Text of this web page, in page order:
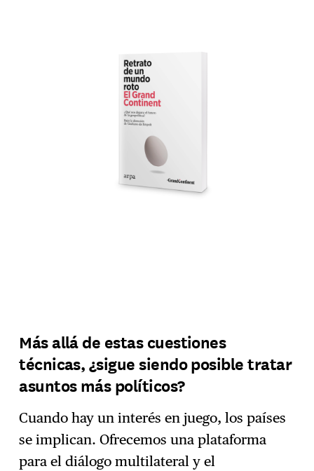
Más allá de estas cuestiones
técnicas, ¿sigue siendo posible tratar
asuntos más políticos?
Cuando hay un interés en juego, los países
se implican. Ofrecemos una plataforma
para el diálogo multilateral y el